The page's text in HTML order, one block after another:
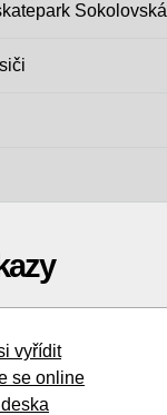
Sokolovská
vyřídit
se online